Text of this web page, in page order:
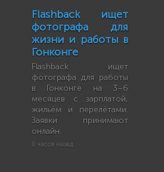
Flashback ищет
фотографа для
жизни и работы в
Гонконге
Flashback ищет
фотографа для работы
в Гонконге на 3–6
месяцев с зарплатой,
жильём и перелётами.
Заявки принимают
онлайн.
8 часов назад